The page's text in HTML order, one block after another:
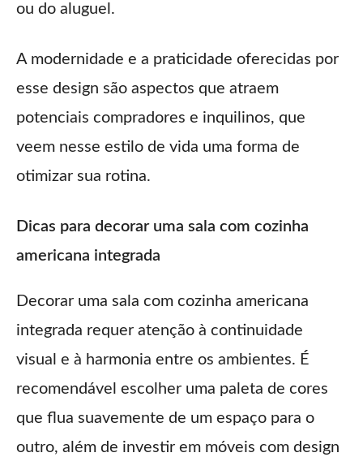
ou do aluguel.
A modernidade e a praticidade oferecidas por
esse design são aspectos que atraem
potenciais compradores e inquilinos, que
veem nesse estilo de vida uma forma de
otimizar sua rotina.
Dicas para decorar uma sala com cozinha
americana integrada
Decorar uma sala com cozinha americana
integrada requer atenção à continuidade
visual e à harmonia entre os ambientes. É
recomendável escolher uma paleta de cores
que flua suavemente de um espaço para o
outro, além de investir em móveis com design